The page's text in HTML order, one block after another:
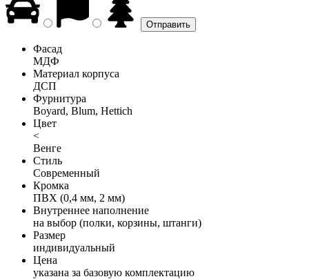
Фасад
МДФ
Материал корпуса
ДСП
Фурнитура
Boyard, Blum, Hettich
Цвет
<
Венге
Стиль
Современный
Кромка
ПВХ (0,4 мм, 2 мм)
Внутреннее наполнение
на выбор (полки, корзины, штанги)
Размер
индивидуальный
Цена
указана за базовую комплектацию